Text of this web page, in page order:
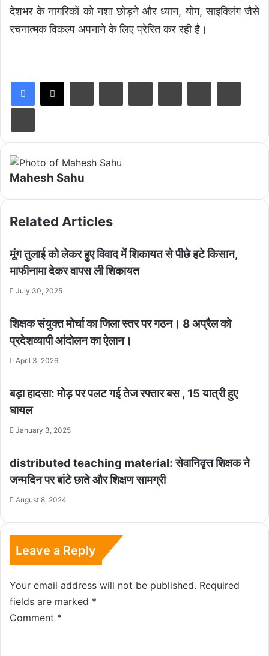
देशभर के नागरिकों को नशा छोड़ने और ध्यान, योग, साइक्लिंग जैसे
रचनात्मक विकल्प अपनाने के लिए प्रेरित कर रही है।
Mahesh Sahu
Related Articles
मूंग तुलाई को लेकर हुए विवाद में शिकायत से पीछे हटे किसान,
माफीनामा देकर वापस ली शिकायत
July 30, 2025
शिक्षक संयुक्त मोर्चा का जिला स्तर पर गठन। 8 अप्रैल को
प्रदेशव्यापी आंदोलन का ऐलान।
April 3, 2026
बड़ा हादसा: मोड़ पर पलट गई तेज रफ्तार बस , 15 यात्री हुए
घायल
January 3, 2025
distributed teaching material: सेवानिवृत्त शिक्षक ने
जन्मदिन पर बांटे छाते और शिक्षण सामग्री
August 8, 2024
Leave a Reply
Your email address will not be published. Required
fields are marked *
Comment *